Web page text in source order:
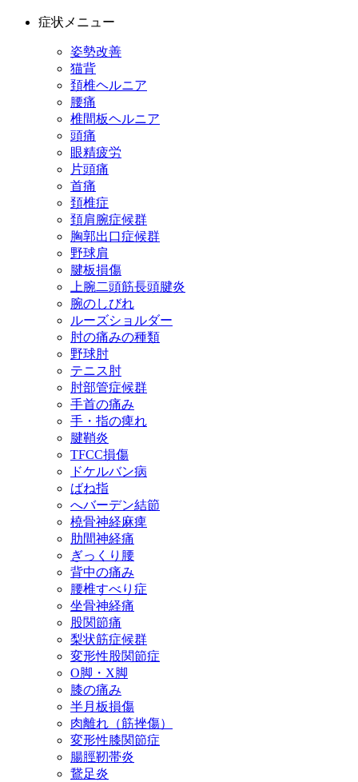
症状メニュー
姿勢改善
猫背
頚椎ヘルニア
腰痛
椎間板ヘルニア
頭痛
眼精疲労
片頭痛
首痛
頚椎症
頚肩腕症候群
胸郭出口症候群
野球肩
腱板損傷
上腕二頭筋長頭腱炎
腕のしびれ
ルーズショルダー
肘の痛みの種類
野球肘
テニス肘
肘部管症候群
手首の痛み
手・指の痺れ
腱鞘炎
TFCC損傷
ドケルバン病
ばね指
へバーデン結節
橈骨神経麻痺
肋間神経痛
ぎっくり腰
背中の痛み
腰椎すべり症
坐骨神経痛
股関節痛
梨状筋症候群
変形性股関節症
O脚・X脚
膝の痛み
半月板損傷
肉離れ（筋挫傷）
変形性膝関節症
腸脛靭帯炎
鵞足炎